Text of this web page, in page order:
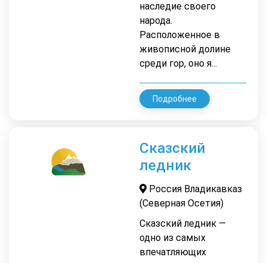
наследие своего
народа.
Расположенное в
живописной долине
среди гор, оно я...
Подробнее
Сказский
ледник
Россия Владикавказ
(Северная Осетия)
Сказский ледник —
одно из самых
впечатляющих